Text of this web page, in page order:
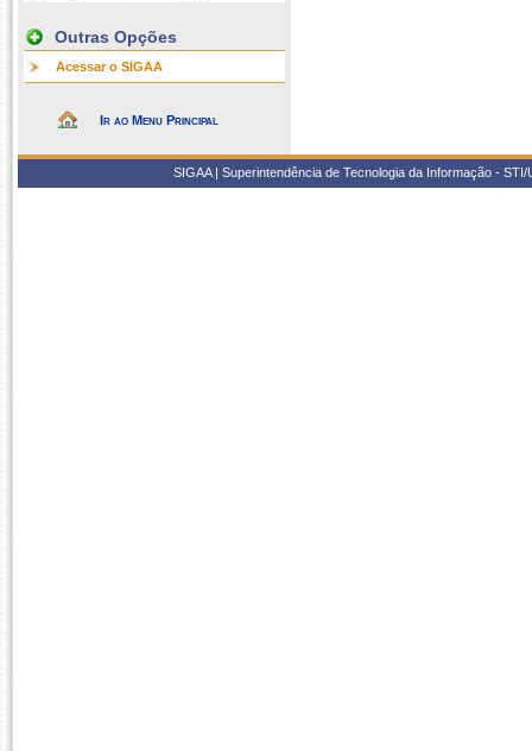
Outras Opções
Acessar o SIGAA
Ir ao Menu Principal
SIGAA | Superintendência de Tecnologia da Informação -